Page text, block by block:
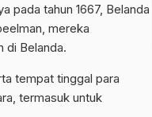
pada tahun 1667, Belanda
mereka
di Belanda.
tempat tinggal para
termasuk untuk